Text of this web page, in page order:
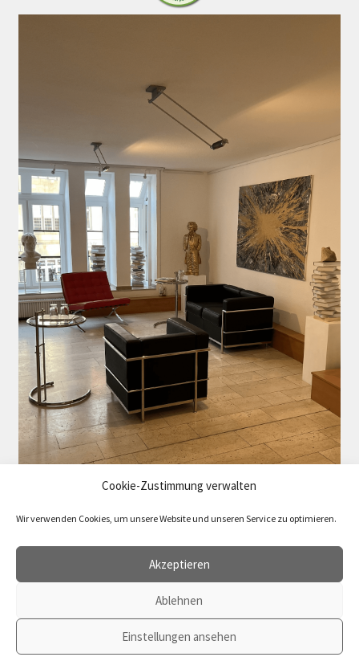
Cookie-Zustimmung verwalten
Wir verwenden Cookies, um unsere Website und unseren Service zu optimieren.
Akzeptieren
Ablehnen
Einstellungen ansehen
Vertrag widerrufen
© 2026 agenda Verlag